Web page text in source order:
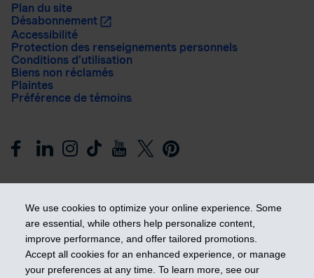
We use cookies to optimize your online experience. Some
are essential, while others help personalize content,
improve performance, and offer tailored promotions.
Accept all cookies for an enhanced experience, or manage
your preferences at any time. To learn more, see our
Plan du site
Désabonnement
Accessibilité
Protection des renseignements personnels
Conditions d’utilisation
Biens non réclamés
Plaintes
Préférence de témoins
Prendre les devants